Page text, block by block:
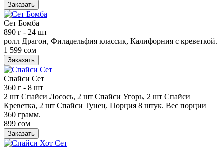
Заказать
Сет Бомба
890 г - 24 шт
ролл Драгон, Филадельфия классик, Калифорния с креветкой.
1 599 сом
Заказать
Спайси Сет
360 г - 8 шт
2 шт Спайси Лосось, 2 шт Спайси Угорь, 2 шт Спайси
Креветка, 2 шт Спайси Тунец. Порция 8 штук. Вес порции
360 грамм.
899 сом
Заказать